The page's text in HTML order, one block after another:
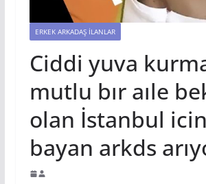
ERKEK ARKADAŞ İLANLAR
Ciddi yuva
mutlu bır aıle
olan İstanbul
bayan arkds